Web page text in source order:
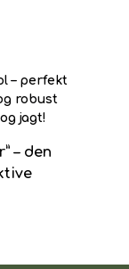
– perfekt
robust
jagt!
– den